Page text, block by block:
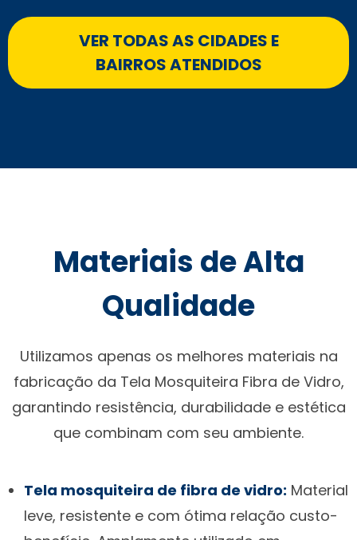
VER TODAS AS CIDADES E
BAIRROS ATENDIDOS
Materiais de Alta
Qualidade
Utilizamos apenas os melhores materiais na
fabricação da Tela Mosquiteira Fibra de Vidro,
garantindo resistência, durabilidade e estética
que combinam com seu ambiente.
Tela mosquiteira de fibra de vidro: Material
leve, resistente e com ótima relação custo-